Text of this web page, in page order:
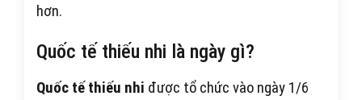
hơn.
Quốc tế thiếu nhi là ngày gì?
Quốc tế thiếu nhi được tổ chức vào ngày 1/6